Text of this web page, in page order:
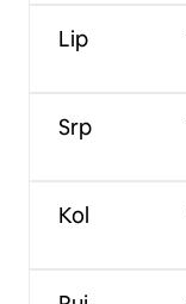
Lip
Srp
Kol